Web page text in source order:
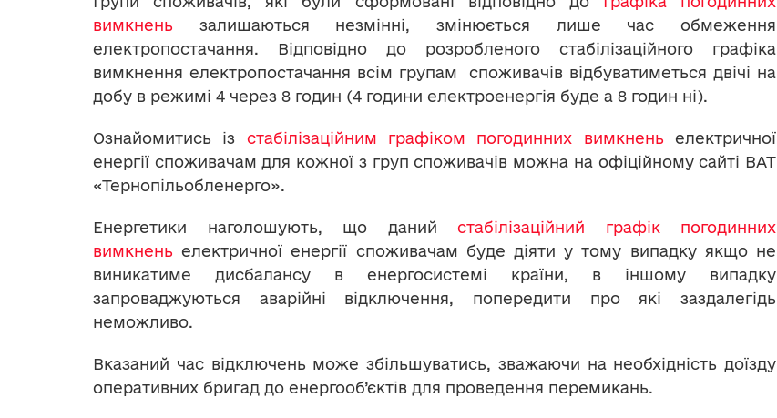
вимкнень залишаються незмінні, змінюється лише час обмеження
електропостачання. Відповідно до розробленого стабілізаційного графіка
вимкнення електропостачання всім групам споживачів відбуватиметься двічі на
добу в режимі 4 через 8 годин (4 години електроенергія буде а 8 годин ні).
Ознайомитись із стабілізаційним графіком погодинних вимкнень електричної
енергії споживачам для кожної з груп споживачів можна на офіційному сайті ВАТ
«Тернопільобленерго».
Енергетики наголошують, що даний стабілізаційний графік погодинних
вимкнень електричної енергії споживачам буде діяти у тому випадку якщо не
виникатиме дисбалансу в енергосистемі країни, в іншому випадку
запроваджуються аварійні відключення, попередити про які заздалегідь
неможливо.
Вказаний час відключень може збільшуватись, зважаючи на необхідність доїзду
оперативних бригад до енергооб’єктів для проведення перемикань.